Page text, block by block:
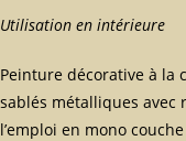
Utilisation en intérieure
Peinture décorative à la
sablés métalliques avec
l’emploi en mono